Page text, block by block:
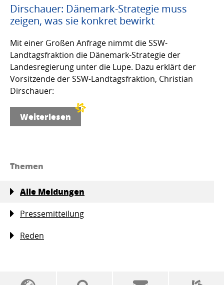
Dirschauer: Dänemark-Strategie muss
zeigen, was sie konkret bewirkt
Mit einer Großen Anfrage nimmt die SSW-
Landtagsfraktion die Dänemark-Strategie der
Landesregierung unter die Lupe. Dazu erklärt der
Vorsitzende der SSW-Landtagsfraktion, Christian
Dirschauer:
Weiterlesen
Themen
Alle Meldungen
Pressemitteilung
Reden